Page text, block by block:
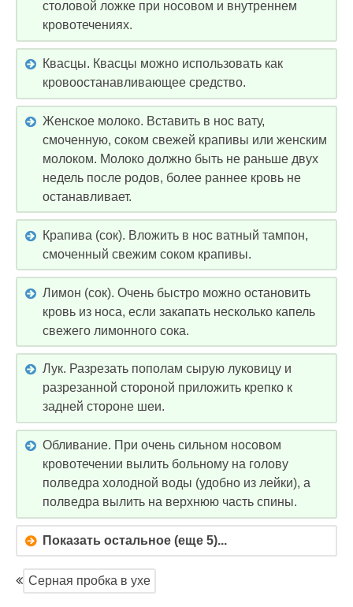
столовой ложке при носовом и внутреннем
кровотечениях.
Квасцы. Квасцы можно использовать как
кровоостанавливающее средство.
Женское молоко. Вставить в нос вату,
смоченную, соком свежей крапивы или женским
молоком. Молоко должно быть не раньше двух
недель после родов, более раннее кровь не
останавливает.
Крапива (сок). Вложить в нос ватный тампон,
смоченный свежим соком крапивы.
Лимон (сок). Очень быстро можно остановить
кровь из носа, если закапать несколько капель
свежего лимонного сока.
Лук. Разрезать пополам сырую луковицу и
разрезанной стороной приложить крепко к
задней стороне шеи.
Обливание. При очень сильном носовом
кровотечении вылить больному на голову
полведра холодной воды (удобно из лейки), а
полведра вылить на верхнюю часть спины.
Показать остальное (еще 5)...
Серная пробка в ухе